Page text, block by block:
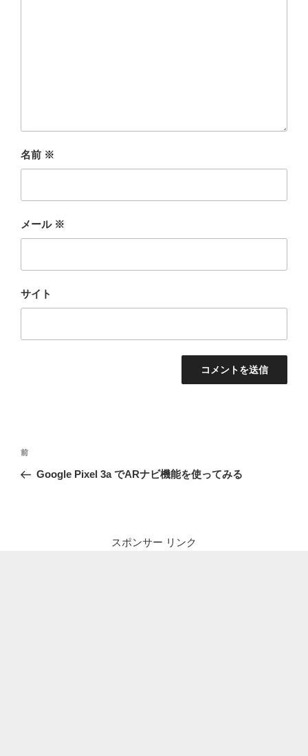
名前 ※
メール ※
サイト
投
ナ
前
の
前
Google Pixel 3a でARナビ機能を使ってみる
スポンサー リンク